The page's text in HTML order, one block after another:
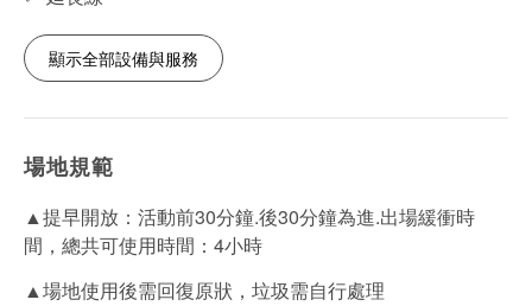
顯示全部設備與服務
場地規範
▲提早開放：活動前30分鐘.後30分鐘為進.出場緩衝時
間，總共可使用時間：4小時
▲場地使用後需回復原狀，垃圾需自行處理